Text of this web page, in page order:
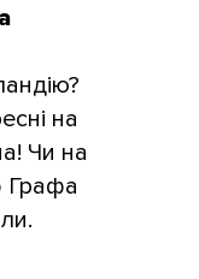
на
Чи на
Графа